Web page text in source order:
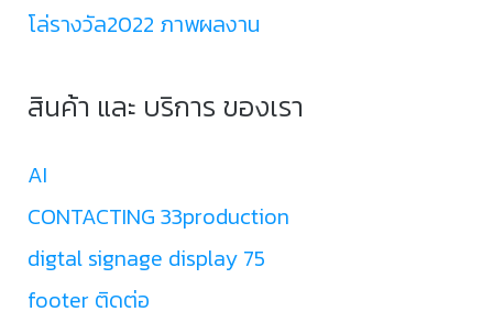
โล่รางวัล2022 ภาพผลงาน
สินค้า และ บริการ ของเรา
AI
CONTACTING 33production
digtal signage display 75
footer ติดต่อ